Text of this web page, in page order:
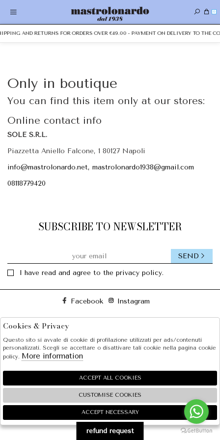
0
AND RETURNS FOR ORDERS OVER €49.00 - PAYMENT ON DELIVERY TO THE
Only in boutique
You can find this item only at our stores:
Online contact info
SOLE S.R.L.
Piazzetta Aniello Falcone, 1 80127 Napoli
info@mastrolonardo.net, mastrolonardo1938@gmail.com
08118779420
SUBSCRIBE TO NEWSLETTER
I have read and agree to the privacy policy.
SEND
Facebook Instagram
SHOPPING
EXTRA
gruppo Zucchetti
🍪
refund request
Cookies & Privacy
Questo sito si avvale di cookie di profilazione utilizzati per ads/contenuti
personalizzati. Scegli se accettare o disattivare tali cookie nella pagina cookie
policy. More information
ACCEPT ALL COOKIES
CUSTOMISE COOKIES
ACCEPT NECESSARY